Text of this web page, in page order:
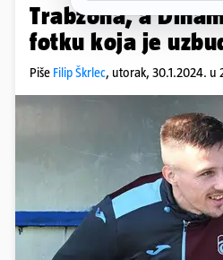
Trabzona, a
fotku koja je
Piše Filip Škrlec, utorak, 30.1.2024. u